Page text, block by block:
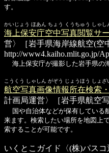
す。
かいじょう ほあん ちょう くうちゅう しゃし
海上保安庁空中写真閲覧サ
営〉［岩手県海岸線航空(空
http://www4.kaiho.mlit.go.jp/
海上保安庁が撮影した岩手県の
こうくう しゃしん がぞう じょうほう しょ
航空写真画像情報所在検索
計画局運営〉［岩手県航空写
国や自治体などが保有している
来ます。検索したい場所を地図上
索することが可能です。
いくとこガイド
〈(株)パス